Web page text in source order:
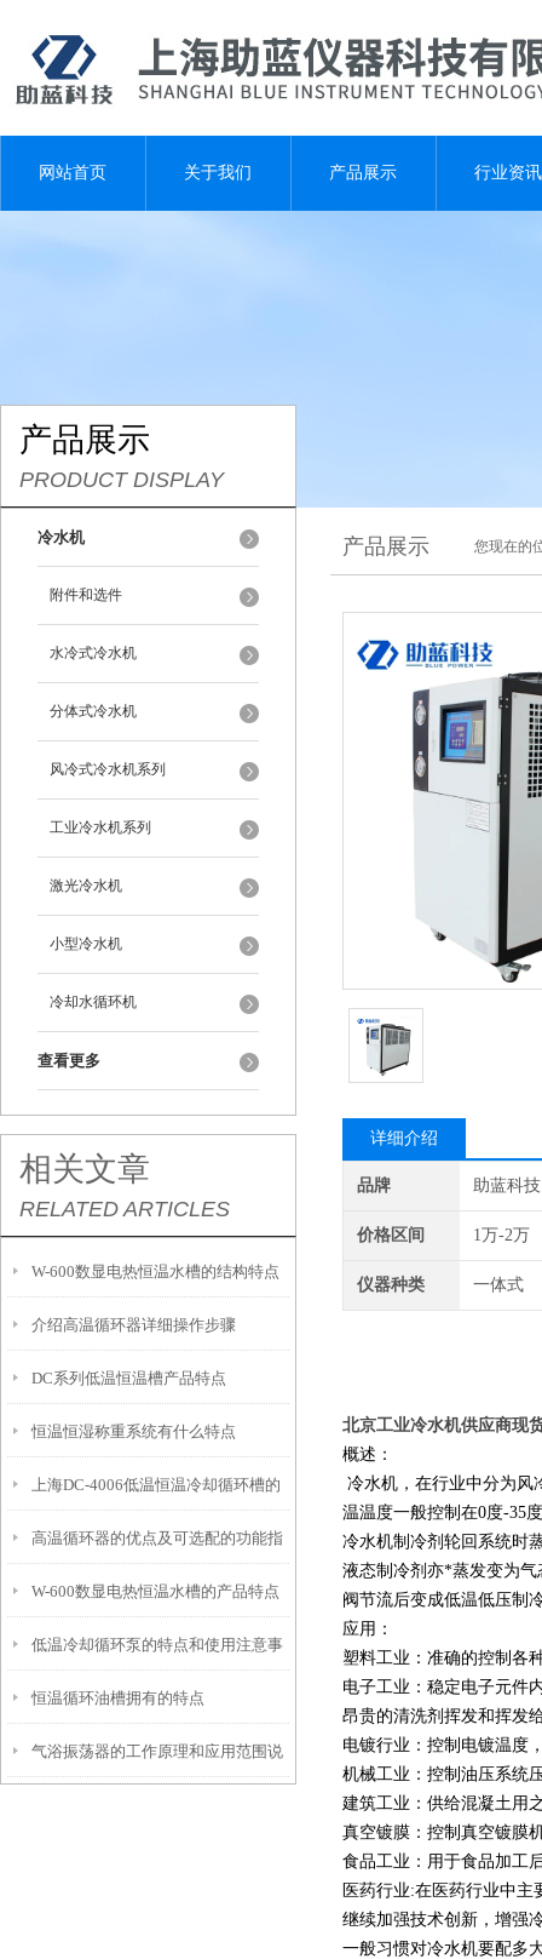
网站首页 关于我们 产品展示 行业资讯
产品展示
PRODUCT DISPLAY
冷水机
附件和选件
水冷式冷水机
分体式冷水机
风冷式冷水机系列
工业冷水机系列
激光冷水机
小型冷水机
冷却水循环机
查看更多
相关文章
RELATED ARTICLES
W-600数显电热恒温水槽的结构特点
与注意事项
介绍高温循环器详细操作步骤
DC系列低温恒温槽产品特点
恒温恒湿称重系统有什么特点
上海DC-4006低温恒温冷却循环槽的
产品特点和应用
高温循环器的优点及可选配的功能指
南
W-600数显电热恒温水槽的产品特点
和工作程序
低温冷却循环泵的特点和使用注意事
项
恒温循环油槽拥有的特点
气浴振荡器的工作原理和应用范围说
产品展示 您现在的
详细介绍
品牌 助蓝科技
价格区间 1万-2万
仪器种类 一体式
北京工业冷水机供应商现
概述：
冷水机，在行业中分为风
温温度一般控制在0度-35
冷水机制冷剂轮回系统时
液态制冷剂亦*蒸发变为
阀节流后变成低温低压制
应用：
塑料工业：准确的控制各
电子工业：稳定电子元件
昂贵的清洗剂挥发和挥发
电镀行业：控制电镀温度
机械工业：控制油压系统
建筑工业：供给混凝土用
真空镀膜：控制真空镀膜
食品工业：用于食品加工
医药行业:在医药行业中
继续加强技术创新，增强
一般习惯对冷水机要配多